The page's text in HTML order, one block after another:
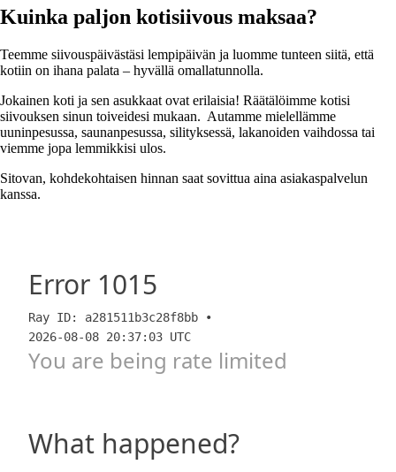
Kuinka paljon kotisiivous maksaa?
Teemme siivouspäivästäsi lempipäivän ja luomme tunteen siitä, että
kotiin on ihana palata – hyvällä omallatunnolla.
Jokainen koti ja sen asukkaat ovat erilaisia! Räätälöimme kotisi
siivouksen sinun toiveidesi mukaan. Autamme mielellämme
uuninpesussa, saunanpesussa, silityksessä, lakanoiden vaihdossa tai
viemme jopa lemmikkisi ulos.
Sitovan, kohdekohtaisen hinnan saat sovittua aina asiakaspalvelun
kanssa.